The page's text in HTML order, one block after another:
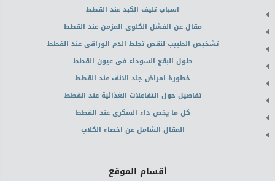
اسباب تليف الكبد عند القطط
مقال عن الفشل الكلوى المزمن عند القطط
تشخيص الطبيب لنقص تجلط الدم الوراقى عند القطط
حلول البقع السوداء فى عيون القطط
خطورة امراض جلد الانف عند القطط
تفاصيل حول التفاعلات الغذائية عند القطط
كل ما يخص داء السكرى عند القطط
المقال الشامل عن اخصاء الكلاب
أقسام الموقع